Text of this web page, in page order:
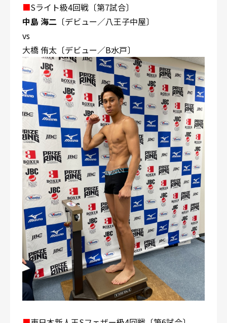
■Sライト級4回戦〔第7試合〕
中島 海二 〔デビュー／八王子中屋〕
vs
大橋 侑太〔デビュー／B水戸〕